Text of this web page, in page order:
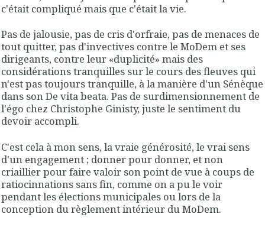
c'était compliqué mais que c'était la vie.
Pas de jalousie, pas de cris d'orfraie, pas de menaces de
tout quitter, pas d'invectives contre le MoDem et ses
dirigeants, contre leur «duplicité» mais des
considérations tranquilles sur le cours des fleuves qui
n'est pas toujours tranquille, à la manière d'un Sénèque
dans son De vita beata. Pas de surdimensionnement de
l'égo chez Christophe Ginisty, juste le sentiment du
devoir accompli.
C'est cela à mon sens, la vraie générosité, le vrai sens
d'un engagement ; donner pour donner, et non
criaillier pour faire valoir son point de vue à coups de
ratiocinnations sans fin, comme on a pu le voir
pendant les élections municipales ou lors de la
conception du règlement intérieur du MoDem.